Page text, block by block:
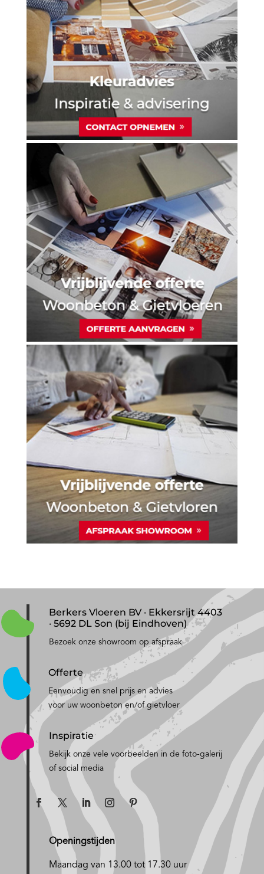
Berkers Vloeren BV · Ekkersrijt 4403
· 5692 DL Son (bij Eindhoven)
Bezoek onze showroom op afspraak
Offerte
Eenvoudig en snel prijs en advies
voor uw woonbeton en/of gietvloer
Inspiratie
Bekijk onze vele voorbeelden in de foto-galerij
of social media
Openingstijden
Maandag van 13.00 tot 17.30 uur